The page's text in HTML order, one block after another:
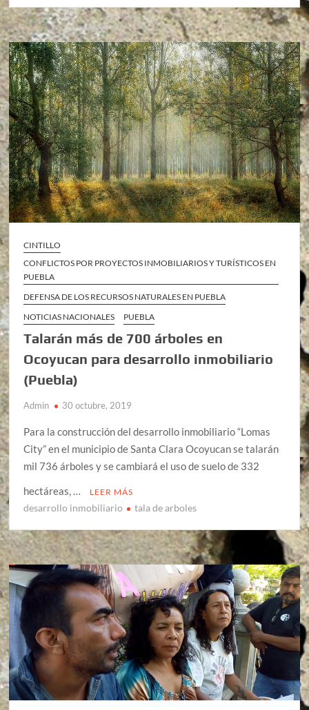
CINTILLO
CONFLICTOS POR PROYECTOS INMOBILIARIOS Y TURÍSTICOS EN
PUEBLA
DEFENSA DE LOS RECURSOS NATURALES EN PUEBLA
NOTICIAS NACIONALES
PUEBLA
Talarán más de 700 árboles en
Ocoyucan para desarrollo inmobiliario
(Puebla)
Admin 30 octubre, 2019
Para la construcción del desarrollo inmobiliario “Lomas
City” en el municipio de Santa Clara Ocoyucan se talarán
mil 736 árboles y se cambiará el uso de suelo de 332
hectáreas, …
LEER MÁS
desarrollo inmobiliario tala de arboles